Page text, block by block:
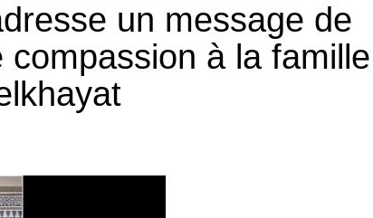
un message de
à la famille